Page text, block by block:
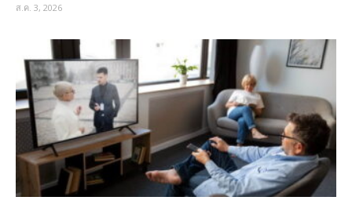
ส.ค. 3, 2026